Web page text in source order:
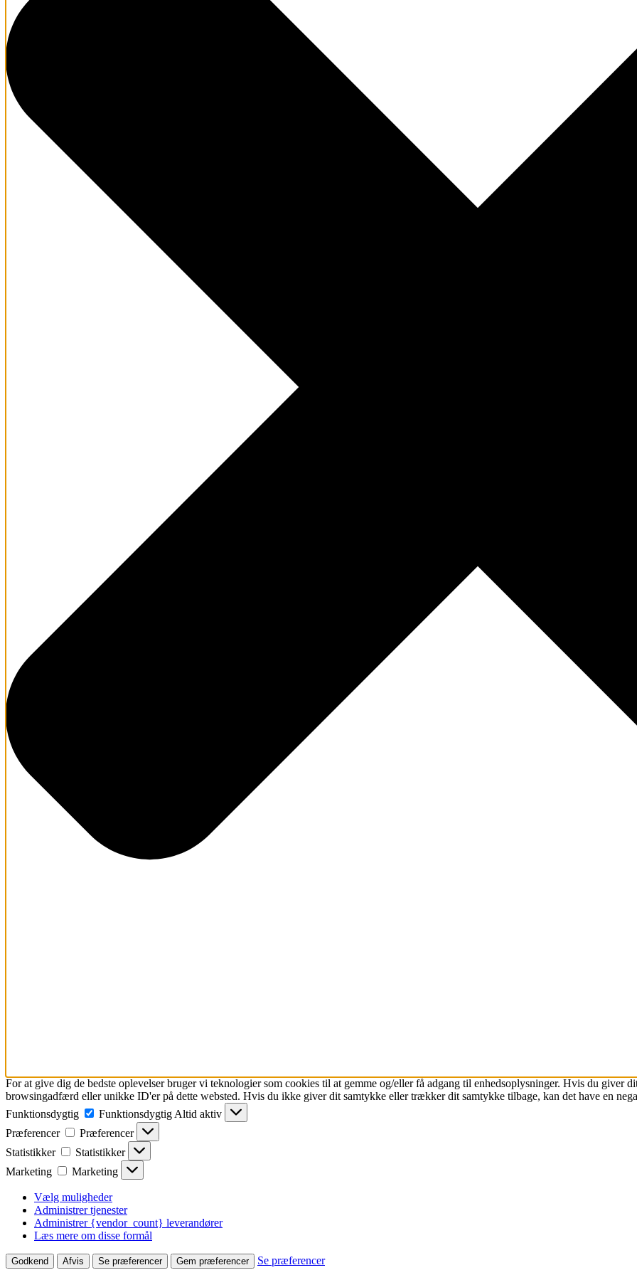
For at give dig de bedste oplevelser bruger vi teknologier som cookies til at gemme og/eller få adgang til enhedsoplysninger. Hvis du giver
browsingadfærd eller unikke ID'er på dette websted. Hvis du ikke giver dit samtykke eller trækker dit samtykke tilbage, kan det have en
Funktionsdygtig
Funktionsdygtig Altid aktiv
Præferencer
Præferencer
Statistikker
Statistikker
Marketing
Marketing
Vælg muligheder
Administrer tjenester
Administrer {vendor_count} leverandører
Læs mere om disse formål
Godkend Afvis Se præferencer Gem præferencer Se præferencer